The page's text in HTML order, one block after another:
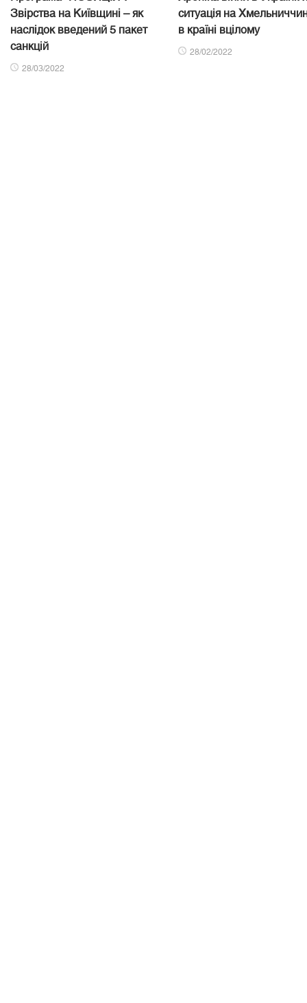
Звірства на Київщині – як
наслідок введений 5 пакет
санкцій
28/03/2022
ситуація на
в країні вцілому
28/02/2022